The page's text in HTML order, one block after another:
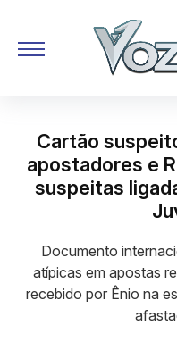
Cartão
apostadores e
suspeitas
Documento
atípicas em apostas
recebido por Ênio na